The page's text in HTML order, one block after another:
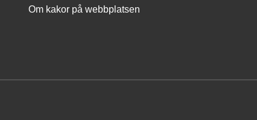
Om kakor på webbplatsen